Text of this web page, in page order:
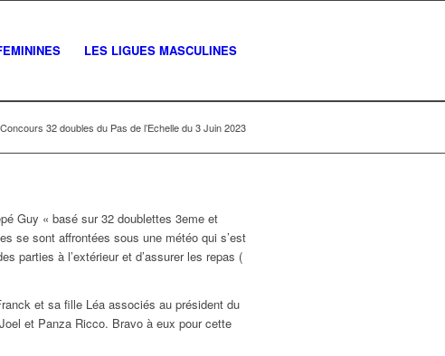
LES LIGUES MASCULINES
Concours 32 doubles du Pas de l’Echelle du 3 Juin 2023
Guy « basé sur 32 doublettes 3eme et
se sont affrontées sous une météo qui s’est
parties à l’extérieur et d’assurer les repas (
et sa fille Léa associés au président du
et Panza Ricco. Bravo à eux pour cette